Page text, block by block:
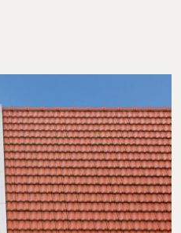
auf Pinterest